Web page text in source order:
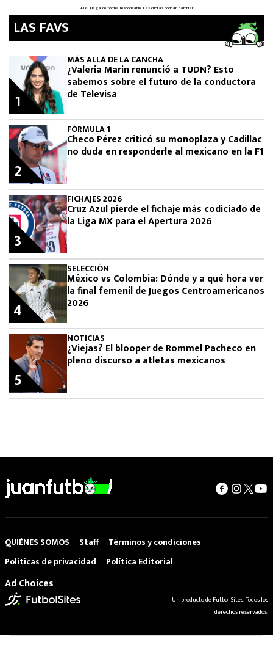
LAS FAVS
MÁS ALLÁ DE LA CANCHA
¿Valeria Marin renunció a TUDN? Esto
sabemos sobre el futuro de la conductora
de Televisa
1
FÓRMULA 1
Checo Pérez criticó su monoplaza y Cadillac
no duda en responderle al mexicano en la F1
2
FICHAJES 2026
Cruz Azul pierde el fichaje más codiciado de
la Liga MX para el Apertura 2026
3
SELECCIÓN
México vs Colombia: Dónde y a qué hora ver
la final femenil de Juegos Centroamericanos
2026
4
NOTICIAS
¿Viejas? El blooper de Rommel Pacheco en
pleno discurso a atletas mexicanos
5
QUIÉNES SOMOS Staff
Términos y condiciones
Políticas de privacidad
Política Editorial
Ad Choices
Un producto de Futbol Sites. Todos los
derechos reservados.